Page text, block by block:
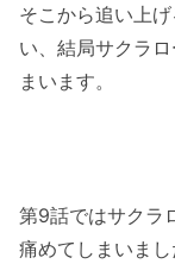
そこから追い上
い、結局サクラ
まいます。
第9話ではサクラ
痛めてしまいまし